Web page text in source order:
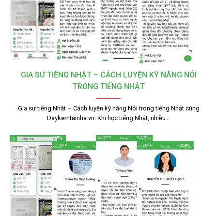
GIA SƯ TIẾNG NHẬT – CÁCH LUYỆN KỸ NĂNG NÓI
TRONG TIẾNG NHẬT
Gia sư tiếng Nhật – Cách luyện kỹ năng Nói trong tiếng Nhật cùng
Daykemtainha.vn. Khi học tiếng Nhật, nhiều…